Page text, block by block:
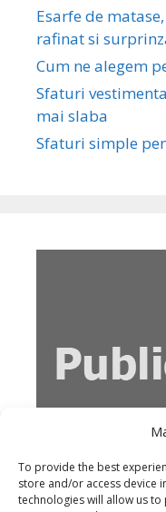
To provide the best
store and/or access device
technologies will allow us
Esarfe de
rafinat si
Cum ne alegem
Sfaturi
mai slaba
Sfaturi simple